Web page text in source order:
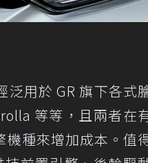
用於 GR 旗下各式
等等，且兩者在
種來增加成本。值